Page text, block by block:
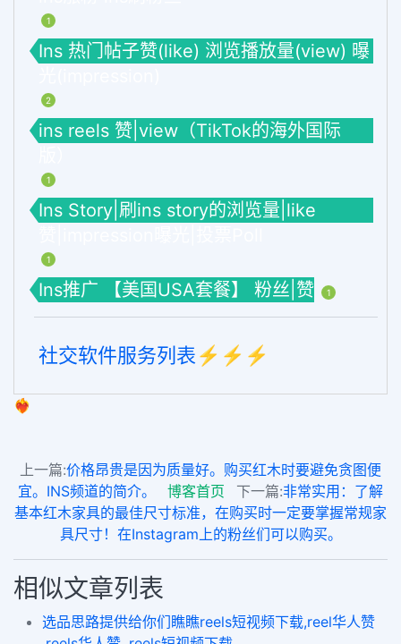
1
Ins 热门帖子赞(like) 浏览播放量(view) 曝
2
ins reels 赞|view（TikTok的海外国际
1
Ins Story|刷ins story的浏览量|like
1
Ins推广 【美国USA套餐】 粉丝|赞 1
社交软件服务列表⚡️⚡️⚡️
❤️‍🔥
上一篇:价格昂贵是因为质量好。购买红木时要避免贪图便
宜。INS频道的简介。
博客首页 下一篇:非常实用：了解
基本红木家具的最佳尺寸标准，在购买时一定要掌握常规家
具尺寸！在Instagram上的粉丝们可以购买。
相似文章列表
选品思路提供给你们瞧瞧reels短视频下载,reel华人赞